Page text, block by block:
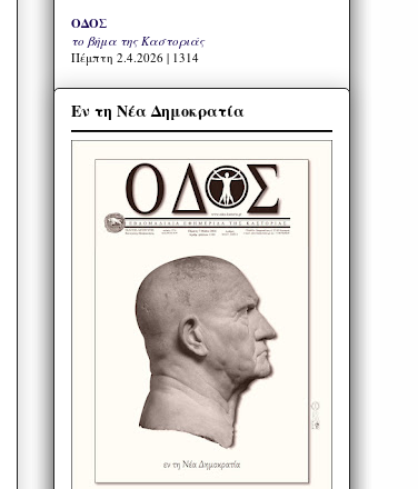
ΟΔΟΣ
το βήμα της Καστοριάς
Πέμπτη 2.4.2026 | 1314
Εν τη Νέα Δημοκρατία